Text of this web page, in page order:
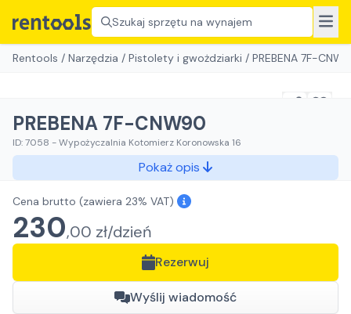
Szukaj sprzętu na wynajem
Rentools / Narzędzia / Pistolety i gwożdziarki / PREBENA 7F-
PREBENA 7F-CNW90
ID:7058 -Wypożyczalnia Kotomierz Koronowska 16
Pokaż opis
Cena brutto (zawiera 23% VAT)
230,00 zł/dzień
Rezerwuj
Wyślij wiadomość